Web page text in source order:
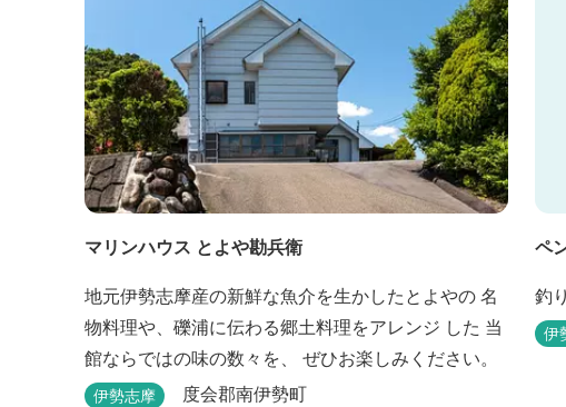
マリンハウス とよや勘兵衛
地元伊勢志摩産の新鮮な魚介を生かしたとよやの 名
物料理や、礫浦に伝わる郷土料理をアレンジ した 当
館ならではの味の数々を、 ぜひお楽しみください。
伊勢志摩 度会郡南伊勢町
ペ
釣
伊